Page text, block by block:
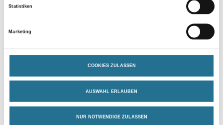
Statistiken
Marketing
COOKIES ZULASSEN
AUSWAHL ERLAUBEN
NUR NOTWENDIGE ZULASSEN
PRODUKTEIGENSCHAFTEN
Produkteigenschaft
- Klebmasse: Naturkautschuk
ZUSATZINFOS